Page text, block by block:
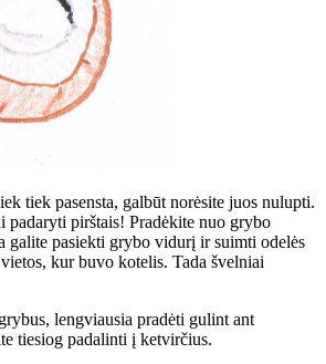
tiek pasensta, galbūt norėsite juos nulupti.
padaryti pirštais! Pradėkite nuo grybo
galite pasiekti grybo vidurį ir suimti odelės
kur buvo kotelis. Tada švelniai
lengviausia pradėti gulint ant
tiesiog padalinti į ketvirčius.